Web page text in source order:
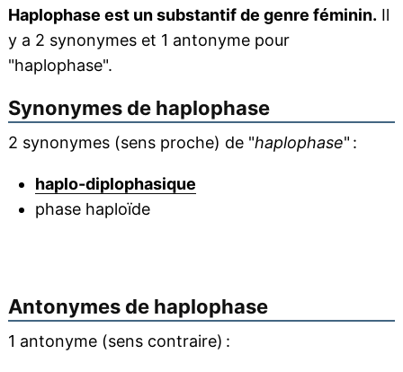
Haplophase est un substantif de genre féminin. Il
y a 2 synonymes et 1 antonyme pour
"haplophase".
Synonymes de haplophase
2 synonymes (sens proche) de "haplophase" :
haplo-diplophasique
phase haploïde
Antonymes de haplophase
1 antonyme (sens contraire) :